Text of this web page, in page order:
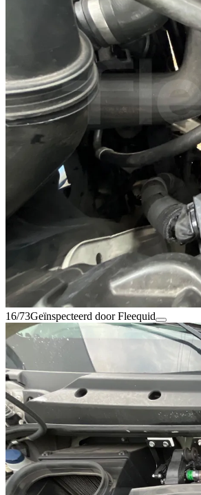
16/73Geïnspecteerd door Fleequid